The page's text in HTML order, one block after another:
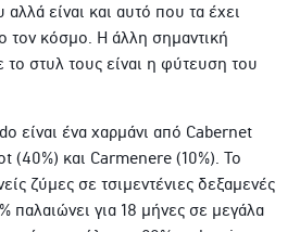
αλλά είναι και αυτό που τα έχει
τον κόσμο. Η άλλη σημαντική
στυλ τους είναι η φύτευση του
είναι ένα χαρμάνι από Cabernet
(40%) και Carmenere (10%). Το
ζύμες σε τσιμεντένιες δεξαμενές
παλαιώνει για 18 μήνες σε μεγάλα